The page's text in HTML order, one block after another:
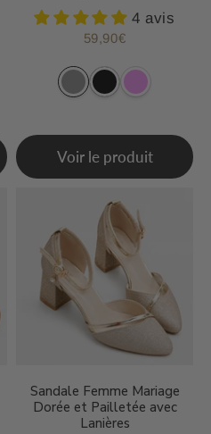
4 avis
Prix
59,90€
Voir le produit
Sandale Femme Mariage
Dorée et Pailletée avec
Lanières